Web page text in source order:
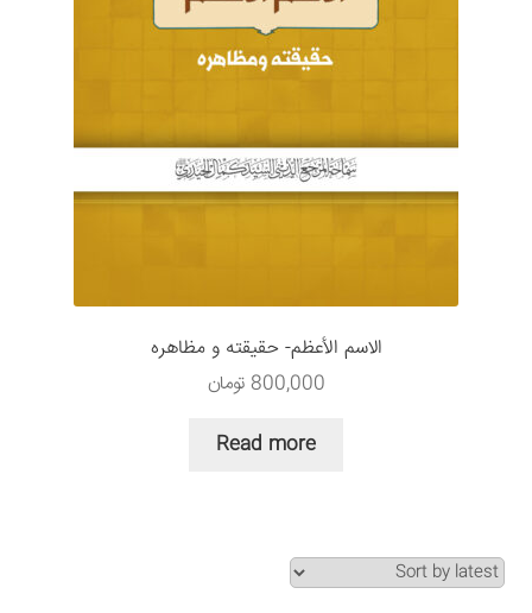
درباره ما
قوانین و مقررات
الاسم الأعظم- حقيقته و مظاهره
800,000 تومان
Read more